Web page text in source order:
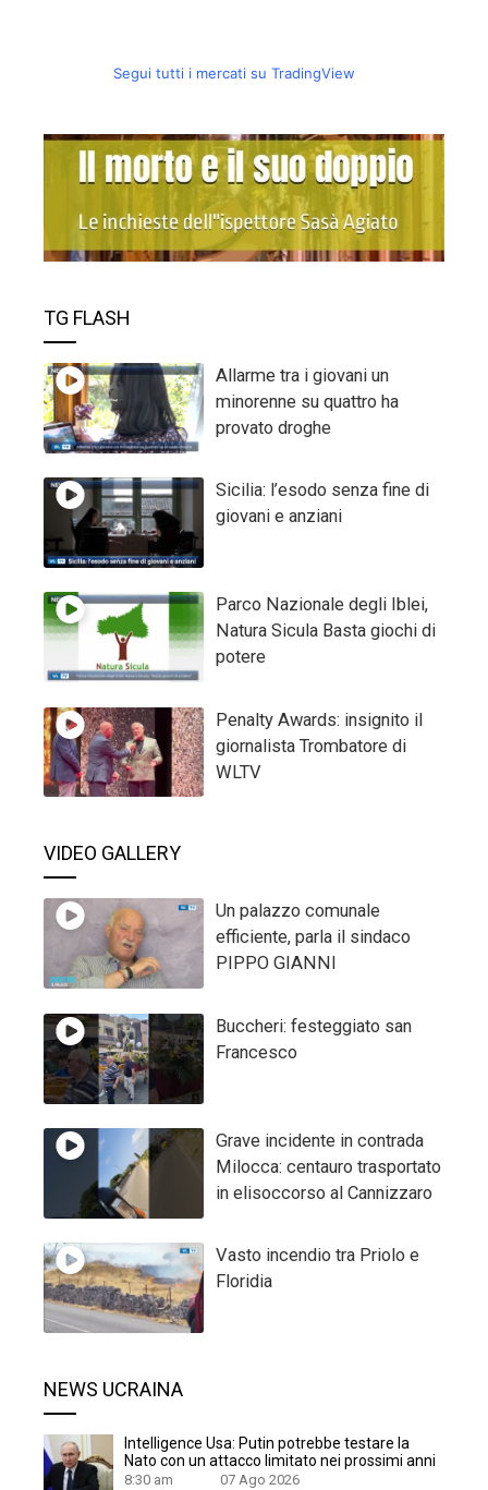
Segui tutti i mercati su TradingView
TG FLASH
Allarme tra i giovani un
minorenne su quattro ha
provato droghe
Sicilia: l’esodo senza fine di
giovani e anziani
Parco Nazionale degli Iblei,
Natura Sicula Basta giochi di
potere
Penalty Awards: insignito il
giornalista Trombatore di
WLTV
VIDEO GALLERY
Un palazzo comunale
efficiente, parla il sindaco
PIPPO GIANNI
Buccheri: festeggiato san
Francesco
Grave incidente in contrada
Milocca: centauro trasportato
in elisoccorso al Cannizzaro
Vasto incendio tra Priolo e
Floridia
NEWS UCRAINA
Intelligence Usa: Putin potrebbe testare la
Nato con un attacco limitato nei prossimi anni
8:30 am 07 Ago 2026